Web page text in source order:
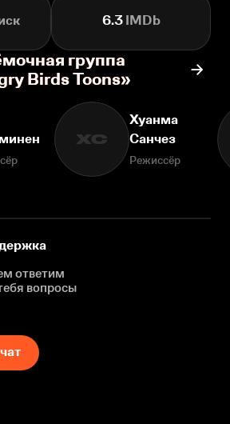
6.3IMDb
группа
Birds Toons»
ХС
Хуанма
Санчез
Режиссёр
ответим
вопросы